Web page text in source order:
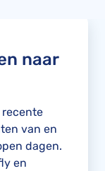
naar
recente
van en
dagen.
en